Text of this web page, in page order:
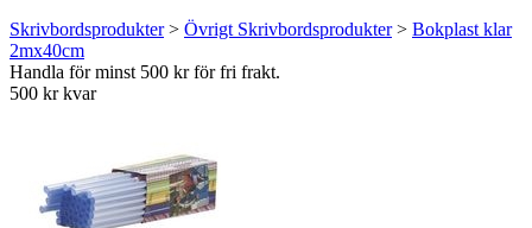
Skrivbordsprodukter> Övrigt Skrivbordsprodukter> Bokplast klar
2mx40cm
Handla för minst 500 kr för fri frakt.
500 kr kvar